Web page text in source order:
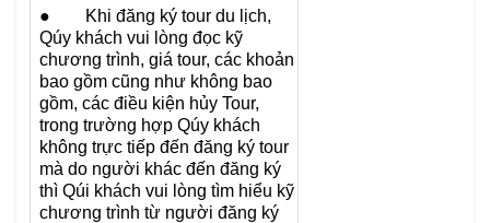
● Khi đăng ký tour du lịch,
Qúy khách vui lòng đọc kỹ
chương trình, giá tour, các khoản
bao gồm cũng như không bao
gồm, các điều kiện hủy Tour,
trong trường hợp Qúy khách
không trực tiếp đến đăng ký tour
mà do người khác đến đăng ký
thì Qúi khách vui lòng tìm hiểu kỹ
chương trình từ người đăng ký